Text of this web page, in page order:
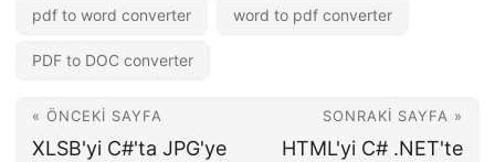
pdf to word converter word to pdf converter
PDF to DOC converter
« ÖNCEKI SAYFA
XLSB'yi C#'ta JPG'ye
SONRAKI SAYFA »
HTML'yi C# .NET'te